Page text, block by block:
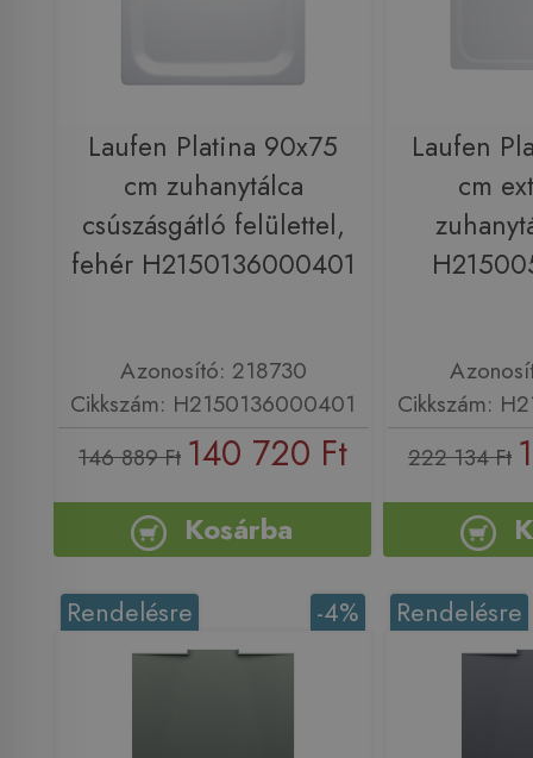
Laufen Platina 90x75
cm zuhanytálca
csúszásgátló felülettel,
fehér H2150136000401
Azonosító: 218730
Cikkszám: H2150136000401
146 889 Ft 140 720 Ft
Kosárba
Laufen
cm
Cikkszám:
222 134 Ft
-4%
Rendelésre Rendelésre